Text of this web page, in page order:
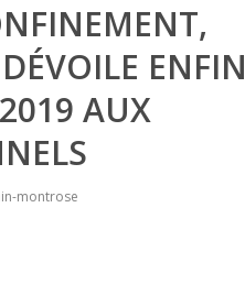
ENFIN
AUX
montrose